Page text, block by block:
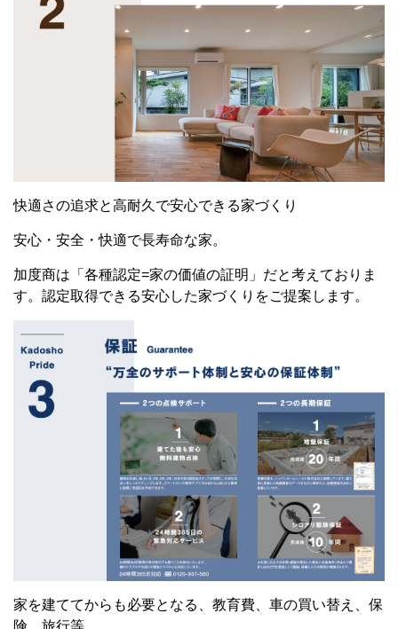
快適さの追求と高耐久で安心できる家づくり
安心・安全・快適で長寿命な家。
加度商は「各種認定=家の価値の証明」だと考えておりま
す。認定取得できる安心した家づくりをご提案します。
家を建ててからも必要となる、教育費、車の買い替え、保